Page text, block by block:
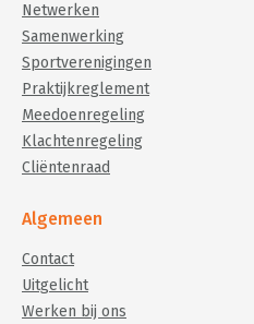
Netwerken
Samenwerking
Sportverenigingen
Praktijkreglement
Meedoenregeling
Klachtenregeling
Cliëntenraad
Algemeen
Contact
Uitgelicht
Werken bij ons